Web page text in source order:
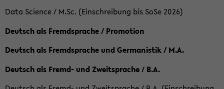
Data Science / M.Sc. (Einschreibung bis SoSe 2026)
Deutsch als Fremdsprache / Promotion
Deutsch als Fremdsprache und Germanistik / M.A.
Deutsch als Fremd- und Zweitsprache / B.A.